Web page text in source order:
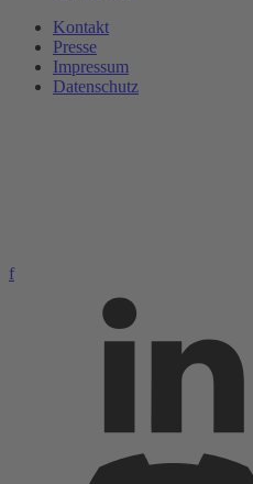
Kontakt
Presse
Impressum
Datenschutz
f